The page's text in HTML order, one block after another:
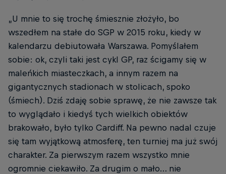
„U mnie to się trochę śmiesznie złożyło, bo
wszedłem na stałe do SGP w 2015 roku, kiedy w
kalendarzu debiutowała Warszawa. Pomyślałem
sobie: ok, czyli taki jest cykl GP, raz ścigamy się w
maleńkich miasteczkach, a innym razem na
gigantycznych stadionach w stolicach, spoko
(śmiech). Dziś zdaję sobie sprawę, że nie zawsze tak
to wyglądało i kiedyś tych wielkich obiektów
brakowało, było tylko Cardiff. Na pewno nadal czuje
się tam wyjątkową atmosferę, ten turniej ma już swój
charakter. Za pierwszym razem wszystko mnie
ogromnie ciekawiło. Za drugim o mało… nie